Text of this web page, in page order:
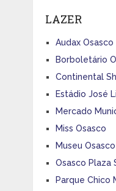
LAZER
Audax Osasco
Borboletário
Continental
Estádio José
Mercado
Miss Osasco
Museu Osasco
Osasco Plaza
Parque Chico